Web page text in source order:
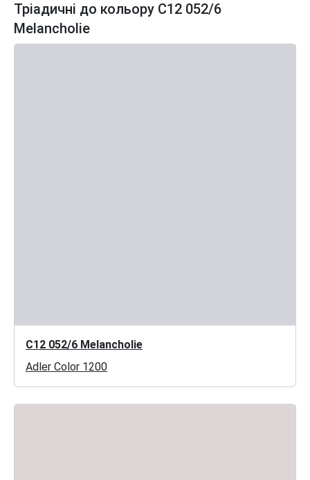
Тріадичні до кольору C12 052/6
Melancholie
C12 052/6 Melancholie
Adler Color 1200